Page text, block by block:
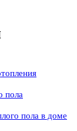
пола
пола в доме